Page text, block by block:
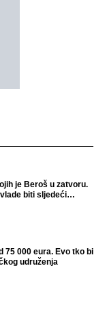
je Beroš u zatvoru.
biti sljedeći
75 000 eura. Evo tko bi
udruženja